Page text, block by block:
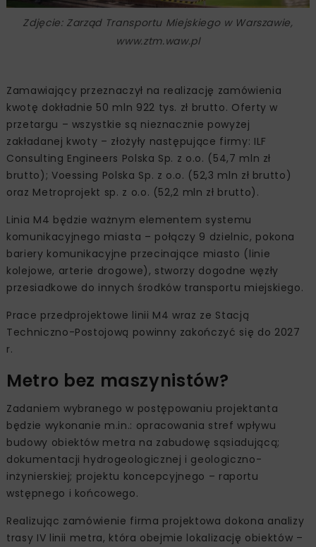
Zdjęcie: Zarząd Transportu Miejskiego w Warszawie,
www.ztm.waw.pl
Zamawiający przeznaczył na realizację zamówienia
kwotę dokładnie 50 mln 922 tys. zł brutto. Oferty w
przetargu – wszystkie są nieznacznie powyżej
zakładanej kwoty – złożyły następujące firmy: ILF
Consulting Engineers Polska Sp. z o.o. (54,7 mln zł
brutto); Voessing Polska Sp. z o.o. (52,3 mln zł brutto)
oraz Metroprojekt sp. z o.o. (52,2 mln zł brutto).
Linia M4 będzie ważnym elementem systemu
komunikacyjnego miasta – połączy 9 dzielnic, pokona
bariery komunikacyjne przecinające miasto (linie
kolejowe, arterie drogowe), stworzy dogodne węzły
przesiadkowe do innych środków transportu miejskiego.
Prace przedprojektowe linii M4 wraz ze Stacją
Techniczno-Postojową powinny zakończyć się do 2027
r.
Metro bez maszynistów?
Zadaniem wybranego w postępowaniu projektanta
będzie wykonanie m.in.: opracowania stref wpływu
budowy obiektów metra na zabudowę sąsiadującą;
dokumentacji hydrogeologicznej i geologiczno-
inżynierskiej; projektu koncepcyjnego – raportu
wstępnego i końcowego.
Realizując zamówienie firma projektowa dokona analizy
trasy IV linii metra, która obejmie lokalizację obiektów –